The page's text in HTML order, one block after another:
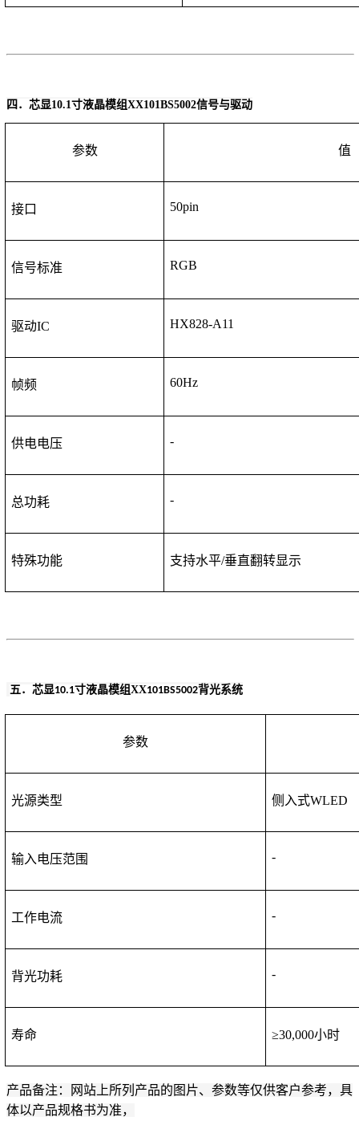
四．芯显10.1寸液晶模组XX101BS5002信号与驱动
参数 值
接口 50pin
信号标准 RGB
驱动IC HX828-A11
帧频 60Hz
供电电压 -
总功耗 -
特殊功能 支持水平/垂直翻转显示
五． 芯显10.1寸液晶模组XX101BS5002背光系统
参数
光源类型 侧入式WLED
输入电压范围 -
工作电流 -
背光功耗 -
寿命 ≥30,000小时
产品备注：网站上所列产品的图片、参数等仅供客户参考，具
体以产品规格书为准，